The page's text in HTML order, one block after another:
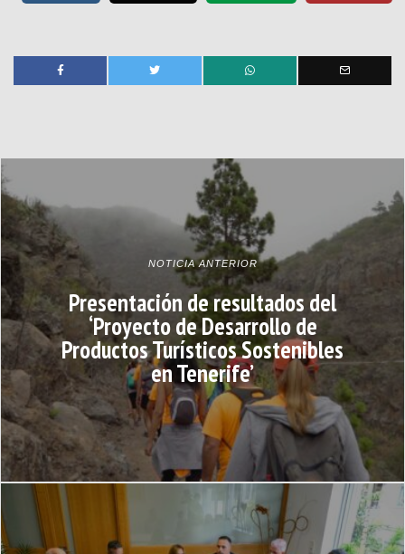
NOTICIA ANTERIOR
Presentación de resultados del
‘Proyecto de Desarrollo de
Productos Turísticos Sostenibles
en Tenerife’